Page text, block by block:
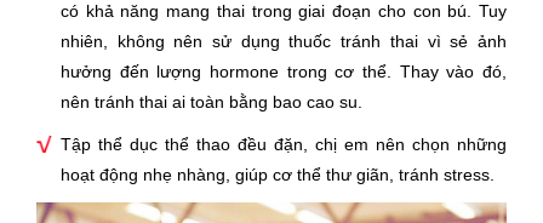
có khả năng mang thai trong giai đoạn cho con bú. Tuy
nhiên, không nên sử dụng thuốc tránh thai vì sẻ ảnh
hưởng đến lượng hormone trong cơ thể. Thay vào đó,
nên tránh thai ai toàn bằng bao cao su.
Tập thể dục thể thao đều đặn, chị em nên chọn những
hoạt động nhẹ nhàng, giúp cơ thể thư giãn, tránh stress.